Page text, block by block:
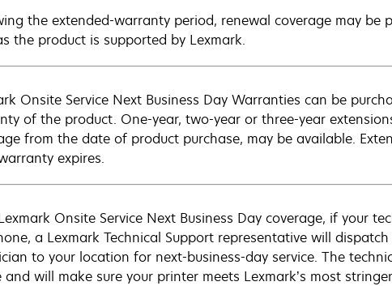
the extended-warranty period, renewal coverage may be
the product is supported by Lexmark.
Onsite Service Next Business Day Warranties can be
of the product. One-year, two-year or three-year
from the date of product purchase, may be available.
expires.
Onsite Service Next Business Day coverage, if your
a Lexmark Technical Support representative will
to your location for next-business-day service. The
and will make sure your printer meets Lexmark’s most